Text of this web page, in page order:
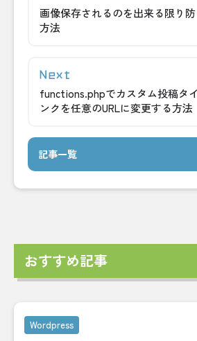
画像保存されるのを出来る限り
方法
functions.phpでカスタム投稿タ
ンクを任意のURLに変更する方法
記事一覧
おすすめ記事
Wordpress